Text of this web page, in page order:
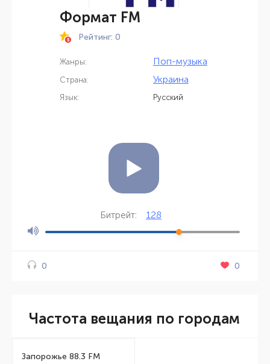
Формат FM
Рейтинг: 0
Жанры: Поп-музыка
Страна: Украина
Язык: Русский
Битрейт: 128
0 0
Частота вещания по городам
Запорожье 88.3 FM